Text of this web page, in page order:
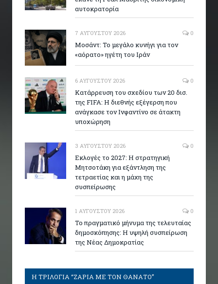
αυτοκρατορία
7 ΑΥΓΟΎΣΤΟΥ 2026 0
Μοσάντ: Το μεγάλο κυνήγι για τον
«αόρατο» ηγέτη του Ιράν
6 ΑΥΓΟΎΣΤΟΥ 2026 0
Κατάρρευση του σχεδίου των 20 δισ.
της FIFA: Η διεθνής εξέγερση που
ανάγκασε τον Ινφαντίνο σε άτακτη
υποχώρηση
3 ΑΥΓΟΎΣΤΟΥ 2026 0
Εκλογές το 2027: Η στρατηγική
Μητσοτάκη για εξάντληση της
τετραετίας και η μάχη της
συσπείρωσης
1 ΑΥΓΟΎΣΤΟΥ 2026 0
Το πραγματικό μήνυμα της τελευταίας
δημοσκόπησης: Η υψηλή συσπείρωση
της Νέας Δημοκρατίας
Η ΤΡΙΛΟΓΙΑ “ΖΑΡΙΑ ΜΕ ΤΟΝ ΘΑΝΑΤΟ”